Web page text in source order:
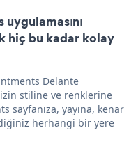
hiç bu kadar kolay
Delante
stiline ve renklerine
sayfanıza, yayına, kenar
herhangi bir yere